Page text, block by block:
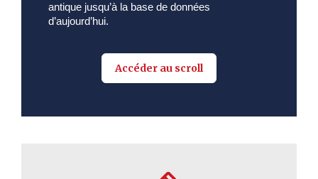
antique jusqu’à la base de données
d’aujourd’hui.
Accéder au scroll